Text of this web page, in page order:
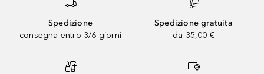
Spedizione
consegna entro 3/6 giorni
Spedizione gratuita
da 35,00 €